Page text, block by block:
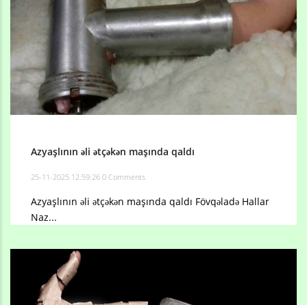
Azyaşlının əli ətçəkən maşında qaldı
25-11-2025 12:59:26 0 Comments
Azyaşlının əli ətçəkən maşında qaldı Fövqəladə Hallar
Naz...